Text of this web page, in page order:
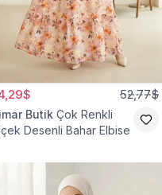
52,77$
Butik Çok Renkli
Desenli Bahar Elbise